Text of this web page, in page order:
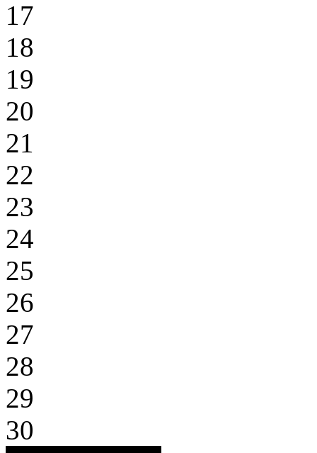
17
18
19
20
21
22
23
24
25
26
27
28
29
30